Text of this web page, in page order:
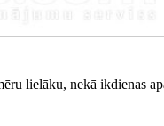
lielāku, nekā ikdienas